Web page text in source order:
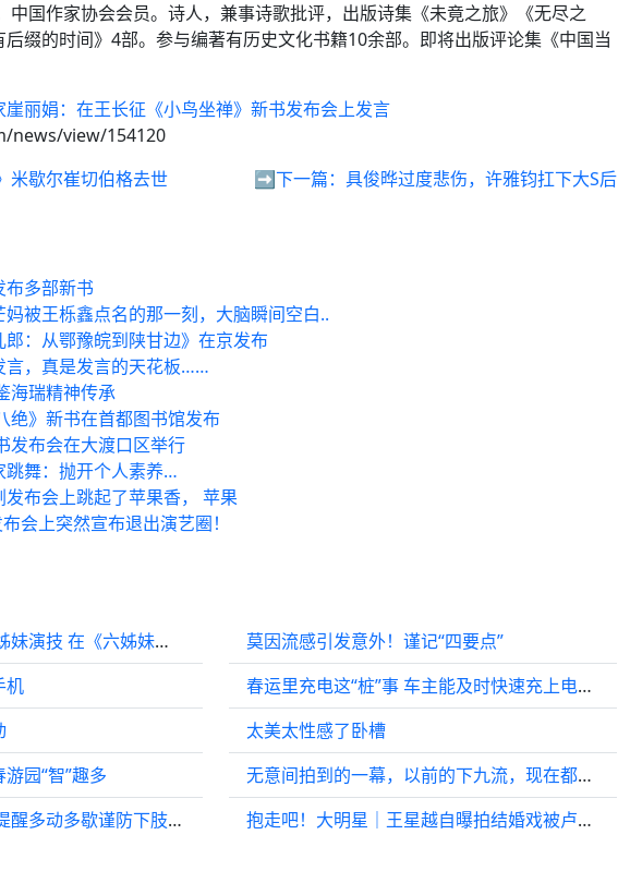
中国作家协会会员。诗人，兼事诗歌批评，出版诗集《未竟之旅》《无尽之
缀的时间》4部。参与编著有历史文化书籍10余部。即将出版评论集《中国当
丽娟：在王长征《小鸟坐禅》新书发布会上发言
news/view/154120
米歇尔崔切伯格去世 ➡️下一篇： 具俊晔过度悲伤，许雅钧扛下大S后
布多部新书
被王栎鑫点名的那一刻，大脑瞬间空白..
：从鄂豫皖到陕甘边》在京发布
言，真是发言的天花板……
海瑞精神传承
绝》新书在首都图书馆发布
发布会在大渡口区举行
跳舞：抛开个人素养…
布会上跳起了苹果香， 苹果
会上突然宣布退出演艺圈！
我的评分： 奚美娟六姊妹演技 在《六姊妹》中，奚美娟的演技堪称教科书级别
机
园“智”趣多
春节返程路上堵 专家提醒多动多歇谨防下肢“堵”
莫因流感引发意外！谨记“四要点”
春运里充电这“桩”事 车主能及时快速充上电吗？
太美太性感了卧槽
无意间拍到的一幕，以前的下九流，现在都是上九流了！ ！
抱走吧！大明星｜王星越自曝拍结婚戏被卢昱晓父母围观 二搭想演现实题材剧